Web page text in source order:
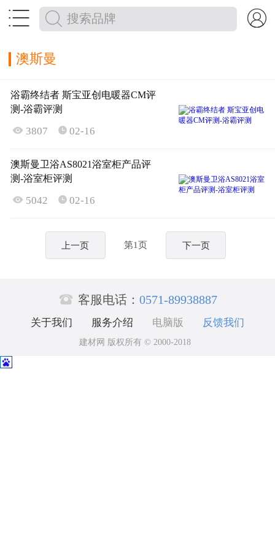
 
澳斯曼
浴霸终结者 斯宝亚创电暖器CM评
测-浴霸评测
 3807  02-16
澳斯曼卫浴AS8021浴室柜产品评
测-浴室柜评测
 5042  02-16
上一页 第1页 下一页
 客服电话： 0571-89938887
关于我们 服务介绍 电脑版 反馈我们
建材网 版权所有 © 2000-2018